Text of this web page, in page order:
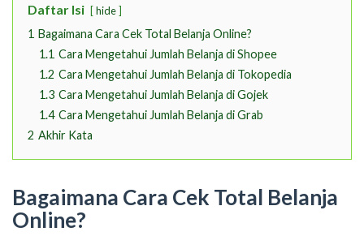
Daftar Isi hide
1 Bagaimana Cara Cek Total Belanja Online?
1.1 Cara Mengetahui Jumlah Belanja di Shopee
1.2 Cara Mengetahui Jumlah Belanja di Tokopedia
1.3 Cara Mengetahui Jumlah Belanja di Gojek
1.4 Cara Mengetahui Jumlah Belanja di Grab
2 Akhir Kata
Bagaimana Cara Cek Total Belanja
Online?